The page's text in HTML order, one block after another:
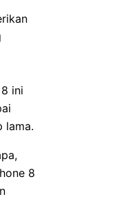
ini
lama.
8